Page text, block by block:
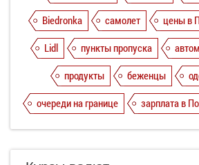
Biedronka
самолет цены в
Lidl
пункты пропуска
продукты
беженцы
очереди на границе
зарплата в